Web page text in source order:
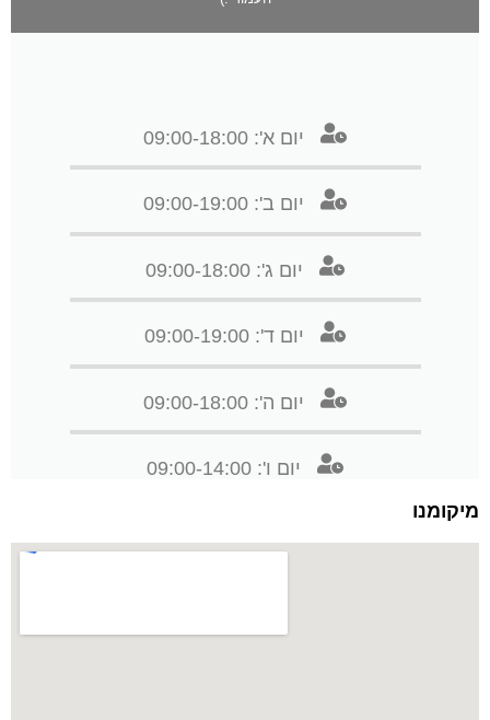
יום א': 09:00-18:00
יום ב': 09:00-19:00
יום ג': 09:00-18:00
יום ד': 09:00-19:00
יום ה': 09:00-18:00
יום ו': 09:00-14:00
מיקומנו